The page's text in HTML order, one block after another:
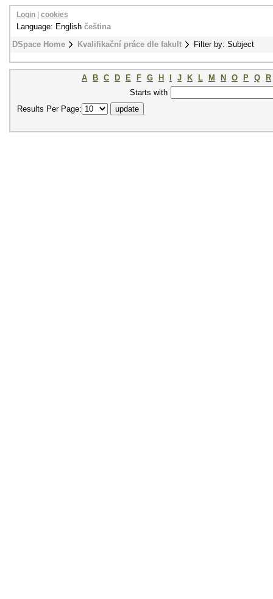
DSpace Home Kvalifikační práce dle fakult Filter by: Subject
Login cookies
Language: English čeština
A B C D E F G H J K L M N O P Q
R
Starts with
Results Per Page: